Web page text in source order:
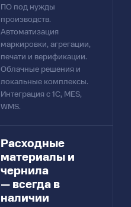
ПО под нужды
производств.
Автоматизация
маркировки, агрегации,
печати и верификации.
Облачные решения и
локальные комплексы.
Интеграция с 1С, MES,
WMS.
Расходные
материалы и
чернила
— всегда в
наличии